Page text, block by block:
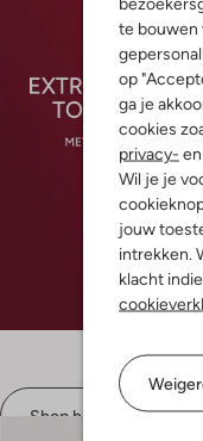
te bouwen
op
ga je
cookies
privacy- en
Wil je je
jouw
intrekken.
klacht
Shop hier